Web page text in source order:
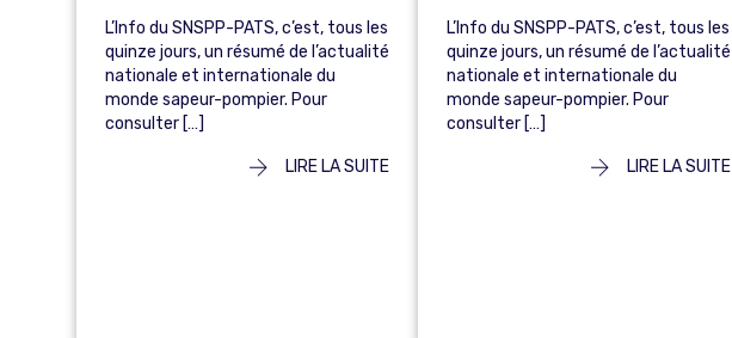
L’Info du SNSPP-PATS, c’est, tous les
quinze jours, un résumé de l’actualité
nationale et internationale du
monde sapeur-pompier. Pour
consulter […]
LIRE LA SUITE
L’Info du SNSPP-PATS, c’est, tous les
quinze jours, un résumé de l’actualité
nationale et internationale du
monde sapeur-pompier. Pour
consulter […]
LIRE LA SUITE